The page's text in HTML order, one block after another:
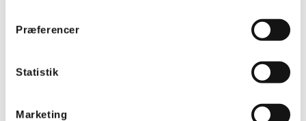
Præferencer
Statistik
Marketing
EL nummer: